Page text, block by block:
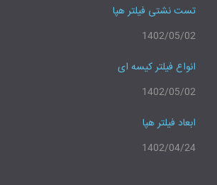
تست نشتی فیلتر هپا
1402/05/02
انواع فیلتر کیسه ای
1402/05/02
ابعاد فیلتر هپا
1402/04/24